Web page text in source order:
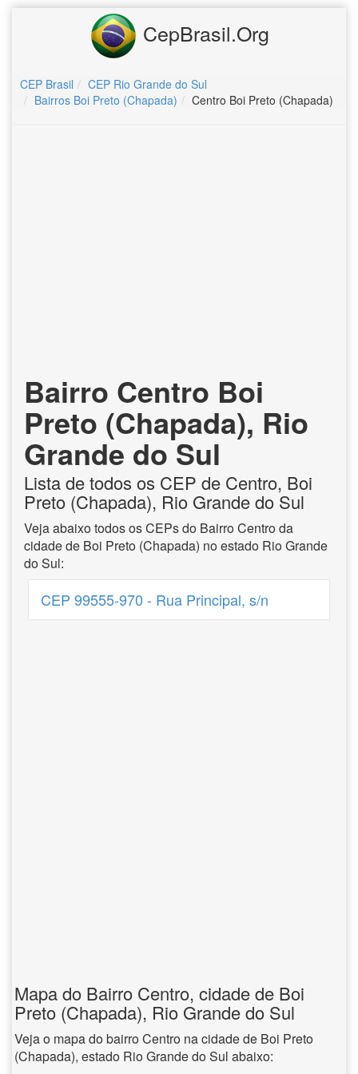
CepBrasil.Org
CEP Brasil
CEP Rio Grande do Sul
Bairros Boi Preto (Chapada)
Centro Boi Preto (Chapada)
Bairro Centro Boi
Preto (Chapada), Rio
Grande do Sul
Lista de todos os CEP de Centro, Boi
Preto (Chapada), Rio Grande do Sul
Veja abaixo todos os CEPs do Bairro Centro da
cidade de Boi Preto (Chapada) no estado Rio Grande
do Sul:
CEP 99555-970 - Rua Principal, s/n
Mapa do Bairro Centro, cidade de Boi
Preto (Chapada), Rio Grande do Sul
Veja o mapa do bairro Centro na cidade de Boi Preto
(Chapada), estado Rio Grande do Sul abaixo: